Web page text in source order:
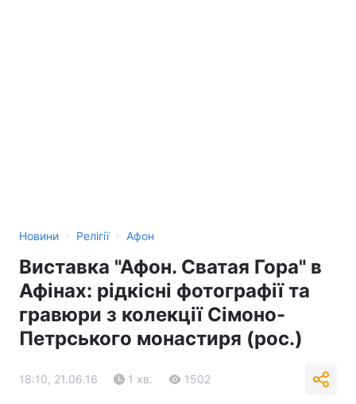
Новини › Релігії › Афон
Виставка "Афон. Сватая Гора" в
Афінах: рідкісні фотографії та
гравюри з колекції Сімоно-
Петрського монастиря (рос.)
18:10, 21.06.16 1 хв. 1502